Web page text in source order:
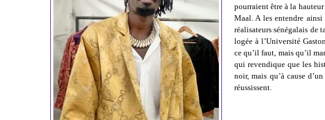
pourraient être à la hauteur
Maal. A les entendre
réalisateurs sénégalais de
logée à l’Université
ce qu’il faut, mais qu’il
qui revendique que les
noir, mais qu’à cause
réussissent.